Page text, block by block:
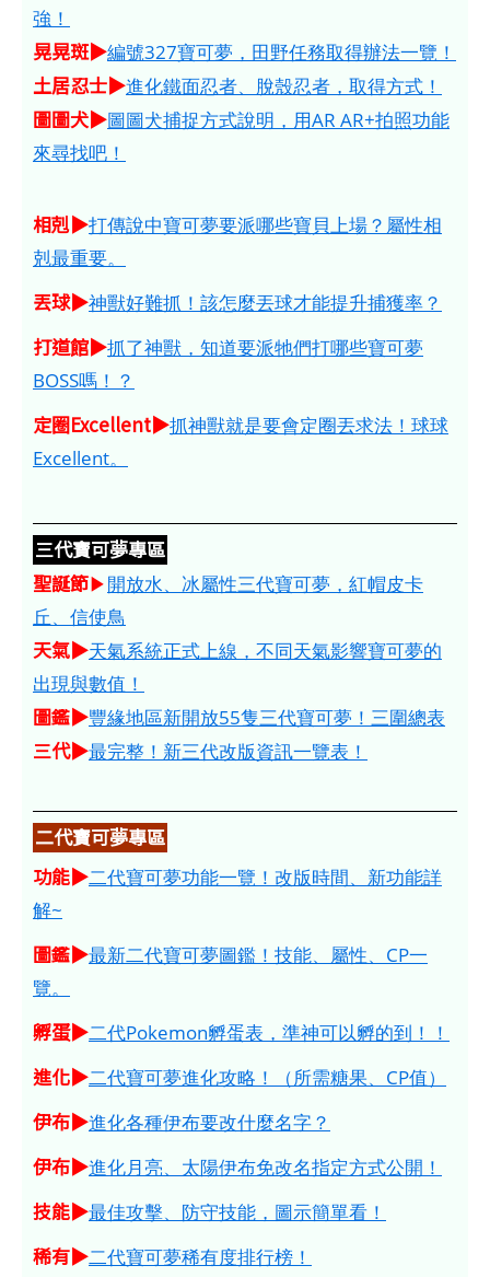
強！
晃晃斑▶編號327寶可夢，田野任務取得辦法一覽！
土居忍士▶進化鐵面忍者、脫殼忍者，取得方式！
圖圖犬▶圖圖犬捕捉方式說明，用AR AR+拍照功能
來尋找吧！
相剋▶打傳說中寶可夢要派哪些寶貝上場？屬性相
剋最重要。
丟球▶神獸好難抓！該怎麼丟球才能提升捕獲率？
打道館▶抓了神獸，知道要派牠們打哪些寶可夢
BOSS嗎！？
定圈Excellent▶抓神獸就是要會定圈丟求法！球球
Excellent。
三代寶可夢專區
聖誕節▶開放水、冰屬性三代寶可夢，紅帽皮卡
丘、信使鳥
天氣▶天氣系統正式上線，不同天氣影響寶可夢的
出現與數值！
圖鑑▶豐緣地區新開放55隻三代寶可夢！三圍總表
三代▶最完整！新三代改版資訊一覽表！
二代寶可夢專區
功能▶二代寶可夢功能一覽！改版時間、新功能詳
解~
圖鑑▶最新二代寶可夢圖鑑！技能、屬性、CP一
覽。
孵蛋▶二代Pokemon孵蛋表，準神可以孵的到！！
進化▶二代寶可夢進化攻略！（所需糖果、CP值）
伊布▶進化各種伊布要改什麼名字？
伊布▶進化月亮、太陽伊布免改名指定方式公開！
技能▶最佳攻擊、防守技能，圖示簡單看！
稀有▶二代寶可夢稀有度排行榜！